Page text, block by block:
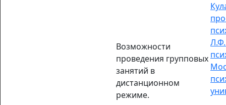
Возможности
проведения групповых
занятий в
дистанционном
режиме.